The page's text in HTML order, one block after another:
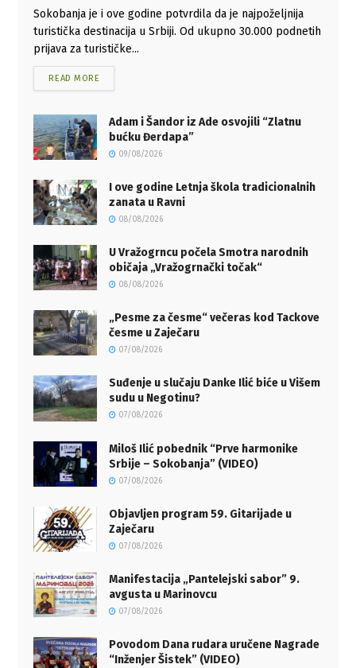
Sokobanja je i ove godine potvrdila da je najpoželjnija
turistička destinacija u Srbiji. Od ukupno 30.000 podnetih
prijava za turističke...
READ MORE
Adam i Šandor iz Ade osvojili “Zlatnu
bućku Đerdapa”
09/08/2026
I ove godine Letnja škola tradicionalnih
zanata u Ravni
08/08/2026
U Vražogrncu počela Smotra narodnih
običaja „Vražogrnački točak“
08/08/2026
„Pesme za česme“ večeras kod Tackove
česme u Zaječaru
07/08/2026
Suđenje u slučaju Danke Ilić biće u Višem
sudu u Negotinu?
07/08/2026
Miloš Ilić pobednik “Prve harmonike
Srbije – Sokobanja” (VIDEO)
07/08/2026
Objavljen program 59. Gitarijade u
Zaječaru
07/08/2026
Manifestacija „Pantelejski sabor” 9.
avgusta u Marinovcu
07/08/2026
Povodom Dana rudara uručene Nagrade
“Inženjer Šistek” (VIDEO)